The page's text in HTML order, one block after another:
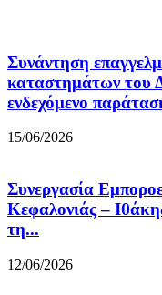
Συνάντηση
καταστημάτων του
ενδεχόμενο
15/06/2026
Συνεργασία
Κεφαλονιάς –
τη...
12/06/2026